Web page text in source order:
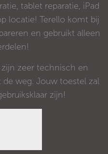
tablet reparatie, iPad
locatie! Terello komt bij
en gebruikt alleen
zeer technisch en
weg. Jouw toestel zal
zijn!